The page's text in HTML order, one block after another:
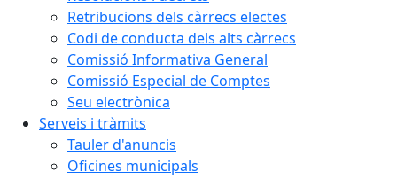
Retribucions dels càrrecs electes
Codi de conducta dels alts càrrecs
Comissió Informativa General
Comissió Especial de Comptes
Seu electrònica
Serveis i tràmits
Tauler d'anuncis
Oficines municipals